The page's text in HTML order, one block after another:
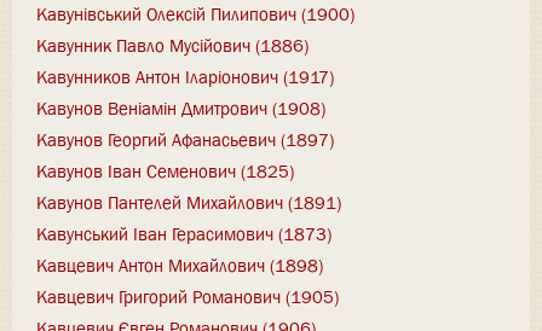
Кавунівський Олексій Пилипович (1900)
Кавунник Павло Мусійович (1886)
Кавунников Антон Іларіонович (1917)
Кавунов Веніамін Дмитрович (1908)
Кавунов Георгий Афанасьевич (1897)
Кавунов Іван Семенович (1825)
Кавунов Пантелей Михайлович (1891)
Кавунський Іван Герасимович (1873)
Кавцевич Антон Михайлович (1898)
Кавцевич Григорий Романович (1905)